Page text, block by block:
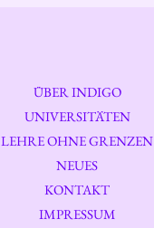
ÜBER INDIGO
UNIVERSITÄTEN
LEHRE OHNE GRENZEN
NEUES
KONTAKT
IMPRESSUM